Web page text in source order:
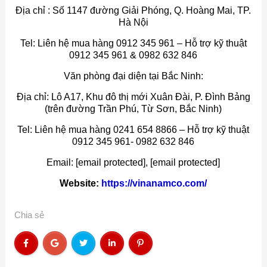
Địa chỉ : Số 1147 đường Giải Phóng, Q. Hoàng Mai, TP.
Hà Nội
Tel: Liên hệ mua hàng 0912 345 961 – Hỗ trợ kỹ thuật
0912 345 961 & 0982 632 846
Văn phòng đại diện tại Bắc Ninh:
Địa chỉ: Lô A17, Khu đô thị mới Xuân Đài, P. Đình Bảng
(trên đường Trần Phú, Từ Sơn, Bắc Ninh)
Tel: Liên hệ mua hàng 0241 654 8866 – Hỗ trợ kỹ thuật
0912 345 961- 0982 632 846
Email: [email protected], [email protected]
Website: https://vinanamco.com/
Chia sẻ